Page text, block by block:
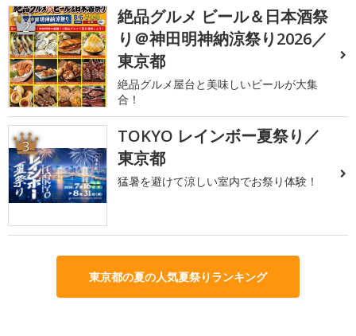
2
絶品グルメ ビール＆日本酒祭
り＠神田明神納涼祭り2026／
東京都
絶品グルメ屋台と美味しいビールが大集
合！
3
TOKYO レインボー夏祭り／
東京都
猛暑を避けて涼しい室内でお祭り体験！
東京都の夏の人気夏祭りランキング